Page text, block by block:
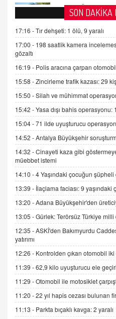
AV. DOĞAN CAN
Kişisel verilerin
gelişimi
15.09.2025 16:17
SEHER EREK
Kış Ayları Geldi,
9.12.2025 10:11
İNCİ GÜL AKÖL
Trump Keşke
06.07.2026 13:00
ADEM AKÖL
Esed
Sednaya
11.12.2024 12:30
DR. EKREM
Gerçek Ne, Algı
Cümlesinin
GÖNÜL MENEKŞE
Şifacının Yolu
04.11.2025 12:56
AV. RÜMEYSA
SON DAKİKA
17:16 -Tır dehşeti: 1 ölü, 9 yaralı
17:00 - 198 saatlik kamera
gözaltı
16:19 - Polis aracına çarpan
15:58 -Zincirleme trafik kazası: 29
15:50 -Silah ve mühimmat
15:42 -Yasa dışı bahis operasyonu:
15:04 -71 ilde uyuşturucu
14:52 -Antalya Büyükşehir
14:32 -Cinayeti kaza gibi göstermeye
müebbet istemi
14:10 -4 Yaşındaki çocuğun şüpheli
13:39 - İlaçlama faciası: 9 yaşındaki
13:20 -Adana Büyükşehir'den
13:05 -Gürlek: Terörsüz Türkiye milli
12:35 -ASKİ'den Bakımyurdu
yatırımı
12:26 - Kontrolden çıkan otomobil
11:39 -62,9 kilo uyuşturucu ele
11:29 -Otomobil ile motosiklet
11:20 -22 yıl hapis cezası bulunan
11:13 - Parkta bıçaklı kavga: 2 yaralı